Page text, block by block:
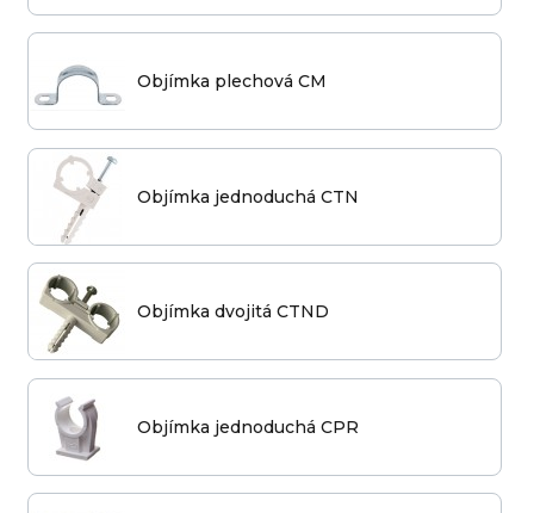
Objímka plechová CM
Objímka jednoduchá CTN
Objímka dvojitá CTND
Objímka jednoduchá CPR